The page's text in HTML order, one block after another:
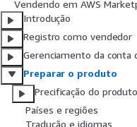
Vendendo em AWS
Introdução
Registro como vendedor
Gerenciamento da conta
Preparar o produto
Precificação do produto
Países e regiões
Tradução e idiomas